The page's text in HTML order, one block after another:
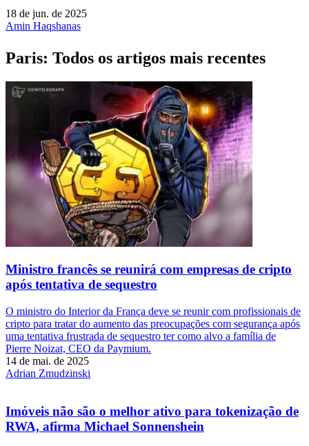
18 de jun. de 2025
Amin Haqshanas
Paris: Todos os artigos mais recentes
Ministro francês se reunirá com empresas de cripto
após tentativa de sequestro
O ministro do Interior da França deve se reunir com profissionais de
cripto para tratar do aumento das preocupações com segurança após
uma tentativa frustrada de sequestro ter como alvo a família de
Pierre Noizat, CEO da Paymium.
14 de mai. de 2025
Adrian Zmudzinski
Imóveis não são o melhor ativo para tokenização de
RWA, afirma Michael Sonnenshein